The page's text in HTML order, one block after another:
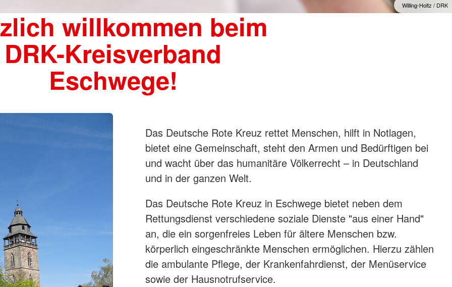
Willing-Holtz / DRK
willkommen beim
DRK-Kreisverband
Eschwege!
Das Deutsche Rote Kreuz rettet Menschen, hilft in Notlagen,
bietet eine Gemeinschaft, steht den Armen und Bedürftigen bei
und wacht über das humanitäre Völkerrecht – in Deutschland
und in der ganzen Welt.
Das Deutsche Rote Kreuz in Eschwege bietet neben dem
Rettungsdienst verschiedene soziale Dienste "aus einer Hand"
an, die ein sorgenfreies Leben für ältere Menschen bzw.
körperlich eingeschränkte Menschen ermöglichen. Hierzu zählen
die ambulante Pflege, der Krankenfahrdienst, der Menüservice
sowie der Hausnotrufservice.